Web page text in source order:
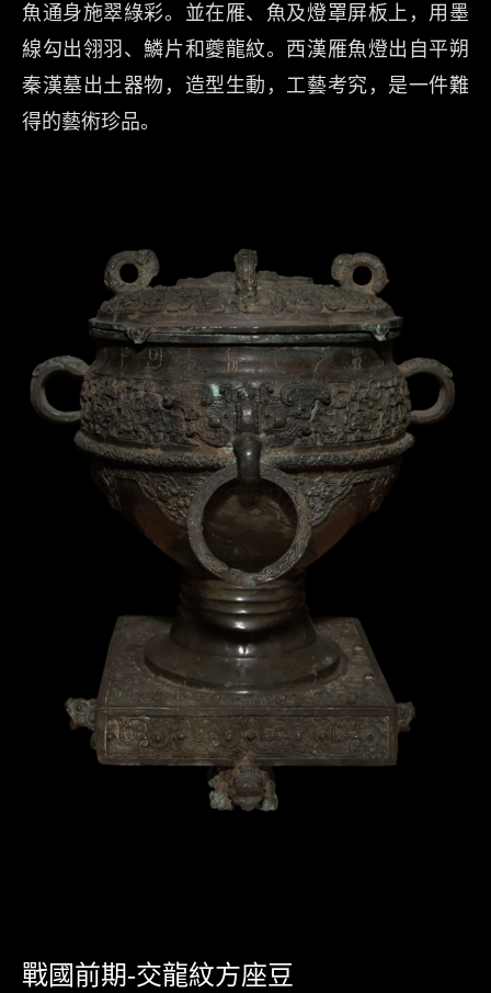
魚通身施翠綠彩。並在雁、魚及燈罩屏板上，用墨
線勾出翎羽、鱗片和夔龍紋。西漢雁魚燈出自平朔
秦漢墓出土器物，造型生動，工藝考究，是一件難
得的藝術珍品。
戰國前期-交龍紋方座豆